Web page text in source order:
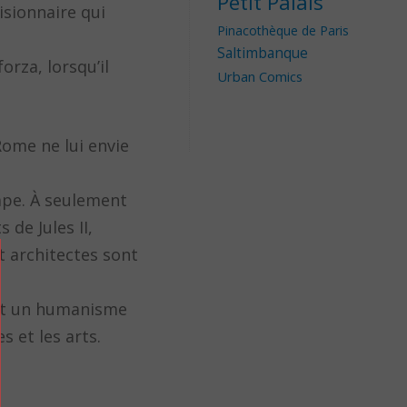
qui
lorsqu’il
ne lui envie
À seulement
de Jules II,
architectes sont
un humanisme
et les arts.
Pinacothèque de Paris
Saltimbanque
Urban Comics